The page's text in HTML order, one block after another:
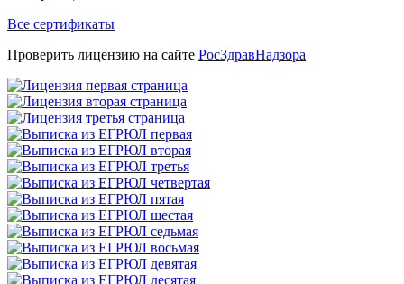
Все сертификаты
Проверить лицензию на сайте РосЗдравНадзора